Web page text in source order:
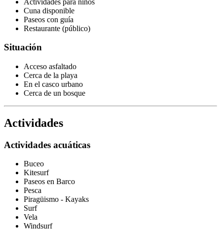
Cuna disponible
Paseos con guía
Restaurante (público)
Situación
Acceso asfaltado
Cerca de la playa
En el casco urbano
Cerca de un bosque
Actividades
Actividades acuáticas
Buceo
Kitesurf
Paseos en Barco
Pesca
Piragüismo - Kayaks
Surf
Vela
Windsurf